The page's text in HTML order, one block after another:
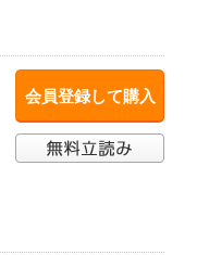
会員登録して購入